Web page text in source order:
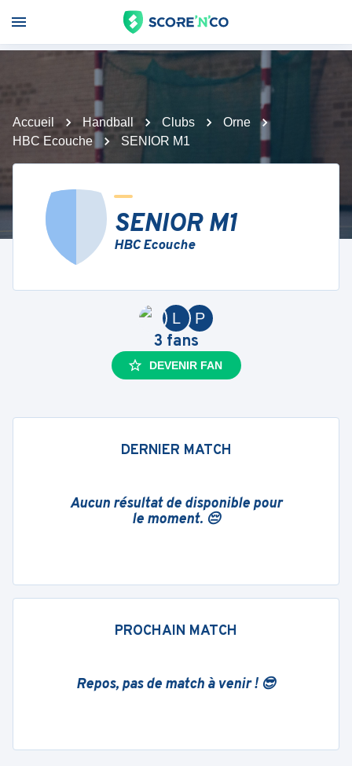
Accueil Handball Clubs
Orne
HBC Ecouche
SENIOR M1
SENIOR M1
HBC Ecouche
P
L
3 fans
DEVENIR FAN
DERNIER MATCH
Aucun résultat de disponible pour
le moment. 😔
PROCHAIN MATCH
Repos, pas de match à venir ! 😎